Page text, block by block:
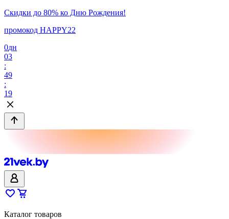
Скидки до 80% ко Дню Рождения!
промокод HAPPY22
0дн
03
:
49
:
19
Каталог товаров